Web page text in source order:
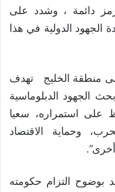
دائمة ، وشدد على
الجهود الدولية في هذا
منطقة الخليج تهدف
الجهود الدبلوماسية
على استمراره، سعيا
وحماية الاقتصاد
التزام حكومته